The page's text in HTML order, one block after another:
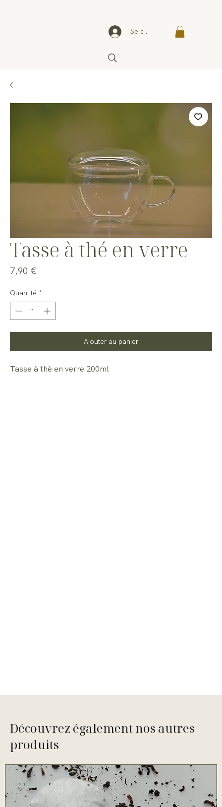
Se connecter
Tasse à thé en verre
7,90 €
Quantité *
Ajouter au panier
Tasse à thè en verre 200ml
Découvrez également nos autres
produits